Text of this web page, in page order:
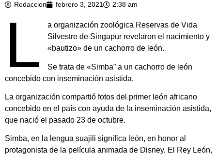
Redaccion febrero 3, 2021 2:38 am
L
a organización zoológica Reservas de Vida
Silvestre de Singapur revelaron el nacimiento y
«bautizo» de un cachorro de león.
Se trata de «Simba” a un cachorro de león
concebido con inseminación asistida.
La organización compartió fotos del primer león africano
concebido en el país con ayuda de la inseminación asistida,
que nació el pasado 23 de octubre.
Simba, en la lengua suajili significa león, en honor al
protagonista de la película animada de Disney, El Rey León,